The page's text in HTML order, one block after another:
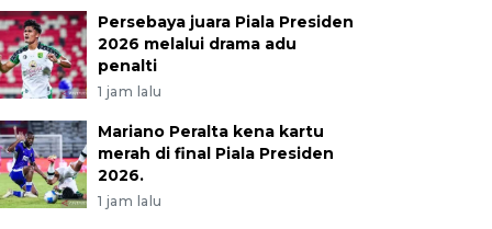
Persebaya juara Piala Presiden
2026 melalui drama adu
penalti
1 jam lalu
Mariano Peralta kena kartu
merah di final Piala Presiden
2026.
1 jam lalu